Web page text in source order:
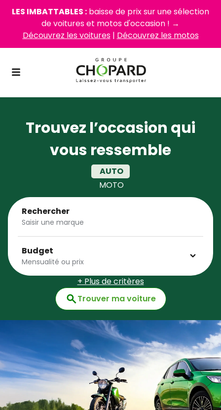
LES IMBATTABLES : baisse de prix sur une sélection
de voitures et motos d'occasion ! →
Découvrez les voitures| Découvrez les motos
Trouvez l’occasion qui
vous ressemble
AUTO
MOTO
Rechercher
Budget
+ Plus de critères
Trouver ma voiture